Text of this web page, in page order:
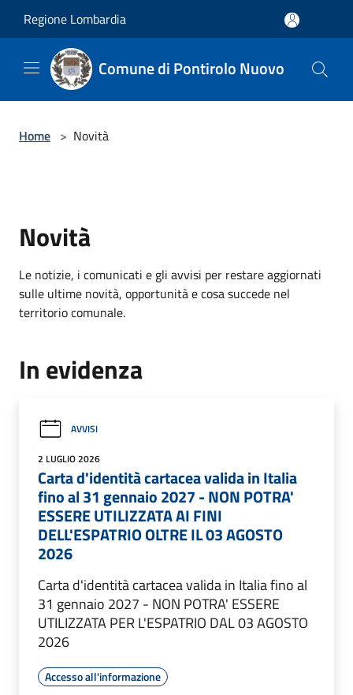
Regione Lombardia
Comune di Pontirolo Nuovo
Home > Novità
Novità
Le notizie, i comunicati e gli avvisi per restare aggiornati
sulle ultime novità, opportunità e cosa succede nel
territorio comunale.
In evidenza
AVVISI
2 LUGLIO 2026
Carta d'identità cartacea valida in Italia
fino al 31 gennaio 2027 - NON POTRA'
ESSERE UTILIZZATA AI FINI
DELL'ESPATRIO OLTRE IL 03 AGOSTO
2026
Carta d'identità cartacea valida in Italia fino al
31 gennaio 2027 - NON POTRA' ESSERE
UTILIZZATA PER L'ESPATRIO DAL 03 AGOSTO
2026
Accesso all'informazione